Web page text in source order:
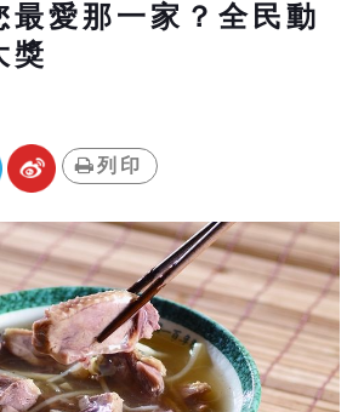
最愛那一家？全民動
獎
列印